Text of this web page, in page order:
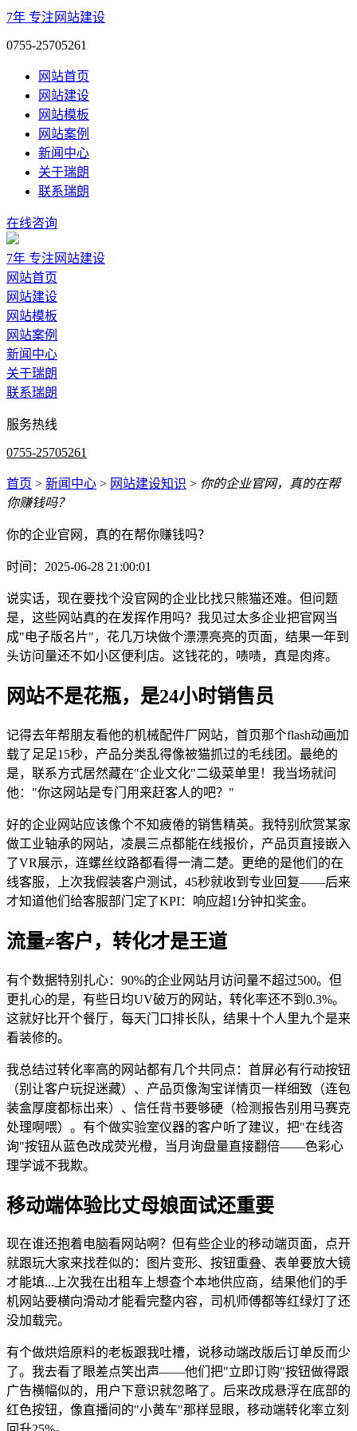
7年 专注网站建设
0755-25705261
网站首页
网站建设
网站模板
网站案例
新闻中心
关于瑞朗
联系瑞朗
在线咨询
7年 专注网站建设
网站首页
网站建设
网站模板
网站案例
新闻中心
关于瑞朗
联系瑞朗
服务热线
0755-25705261
首页 > 新闻中心 > 网站建设知识 > 你的企业官网，真的在帮
你赚钱吗？
你的企业官网，真的在帮你赚钱吗？
时间：2025-06-28 21:00:01
说实话，现在要找个没官网的企业比找只熊猫还难。但问题
是，这些网站真的在发挥作用吗？我见过太多企业把官网当
成"电子版名片"，花几万块做个漂漂亮亮的页面，结果一年到
头访问量还不如小区便利店。这钱花的，啧啧，真是肉疼。
网站不是花瓶，是24小时销售员
记得去年帮朋友看他的机械配件厂网站，首页那个flash动画加
载了足足15秒，产品分类乱得像被猫抓过的毛线团。最绝的
是，联系方式居然藏在"企业文化"二级菜单里！我当场就问
他："你这网站是专门用来赶客人的吧？"
好的企业网站应该像个不知疲倦的销售精英。我特别欣赏某家
做工业轴承的网站，凌晨三点都能在线报价，产品页直接嵌入
了VR展示，连螺丝纹路都看得一清二楚。更绝的是他们的在
线客服，上次我假装客户测试，45秒就收到专业回复——后来
才知道他们给客服部门定了KPI：响应超1分钟扣奖金。
流量≠客户，转化才是王道
有个数据特别扎心：90%的企业网站月访问量不超过500。但
更扎心的是，有些日均UV破万的网站，转化率还不到0.3%。
这就好比开个餐厅，每天门口排长队，结果十个人里九个是来
看装修的。
我总结过转化率高的网站都有几个共同点：首屏必有行动按钮
（别让客户玩捉迷藏）、产品页像淘宝详情页一样细致（连包
装盒厚度都标出来）、信任背书要够硬（检测报告别用马赛克
处理啊喂）。有个做实验室仪器的客户听了建议，把"在线咨
询"按钮从蓝色改成荧光橙，当月询盘量直接翻倍——色彩心
理学诚不我欺。
移动端体验比丈母娘面试还重要
现在谁还抱着电脑看网站啊？但有些企业的移动端页面，点开
就跟玩大家来找茬似的：图片变形、按钮重叠、表单要放大镜
才能填...上次我在出租车上想查个本地供应商，结果他们的手
机网站要横向滑动才能看完整内容，司机师傅都等红绿灯了还
没加载完。
有个做烘焙原料的老板跟我吐槽，说移动端改版后订单反而少
了。我去看了眼差点笑出声——他们把"立即订购"按钮做得跟
广告横幅似的，用户下意识就忽略了。后来改成悬浮在底部的
红色按钮，像直播间的"小黄车"那样显眼，移动端转化率立刻